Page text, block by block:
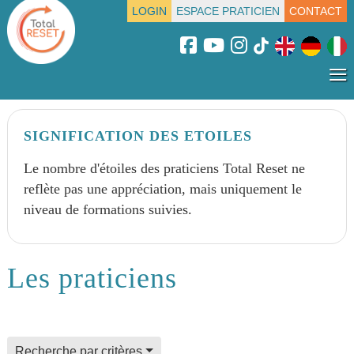
LOGIN ESPACE PRATICIEN CONTACT
≡
SIGNIFICATION DES ETOILES
Le nombre d'étoiles des praticiens Total Reset ne
reflète pas une appréciation, mais uniquement le
niveau de formations suivies.
Les praticiens
Recherche par critèresfield for alpha index